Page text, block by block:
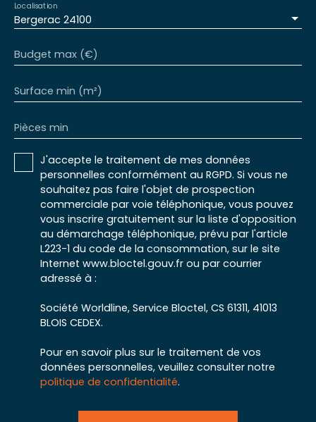
Bergerac 24100
Localisation
Budget max (€)
Surface min (m²)
Pièces min
J'accepte le traitement de mes données
personnelles conformément au RGPD. Si vous ne
souhaitez pas faire l'objet de prospection
commerciale par voie téléphonique, vous pouvez
vous inscrire gratuitement sur la liste d'opposition
au démarchage téléphonique, prévu par l'article
L223-1 du code de la consommation, sur le site
Internet www.bloctel.gouv.fr ou par courrier
adressé à :
Société Worldline, Service Bloctel, CS 61311, 41013
BLOIS CEDEX.
Pour en savoir plus sur le traitement de vos
données personnelles, veuillez consulter notre
politique de confidentialité.